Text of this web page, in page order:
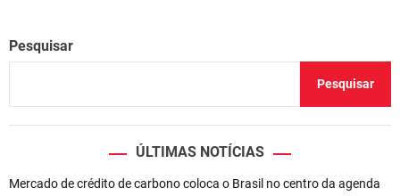
a
ã
d
Pesquisar
Pesquisar
ÚLTIMAS NOTÍCIAS
Mercado de crédito de carbono coloca o Brasil no centro da agenda